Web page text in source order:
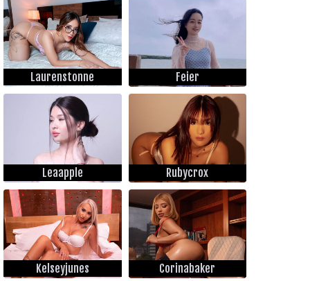
Laurenstonne Feier
Leaapple Rubycrox
Kelseyjunes Corinabaker